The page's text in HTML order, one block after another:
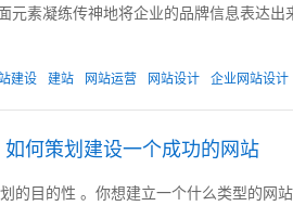
元素凝练传神地将企业的品牌信息表达
建设 建站 网站运营 网站设计 企业网站设计
何策划建设一个成功的网站
的目的性 。你想建立一个什么类型的网